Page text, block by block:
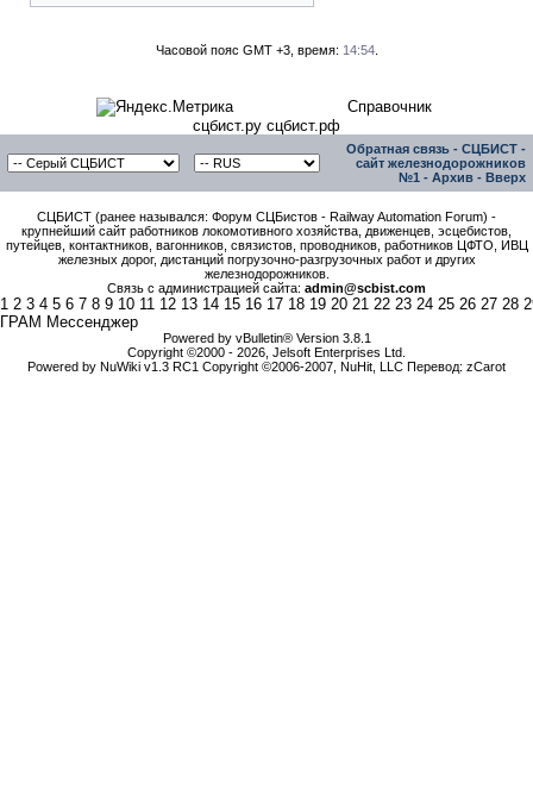
Часовой пояс GMT +3, время: 14:54.
Справочник
сцбист.ру сцбист.рф
Обратная связь - СЦБИСТ -
сайт железнодорожников
№1 - Архив - Вверх
СЦБИСТ (ранее назывался: Форум СЦБистов - Railway Automation Forum) -
крупнейший сайт работников локомотивного хозяйства, движенцев, эсцебистов,
путейцев, контактников, вагонников, связистов, проводников, работников ЦФТО, ИВЦ
железных дорог, дистанций погрузочно-разгрузочных работ и других
железнодорожников.
Связь с администрацией сайта: admin@scbist.com
1 2 3 4 5 6 7 8 9 10 11 12 13 14 15 16 17 18 19 20 21 22 23 24 25 26 27 28
ГРАМ Мессенджер
Powered by vBulletin® Version 3.8.1
Copyright ©2000 - 2026, Jelsoft Enterprises Ltd.
Powered by NuWiki v1.3 RC1 Copyright ©2006-2007, NuHit, LLC Перевод: zCarot